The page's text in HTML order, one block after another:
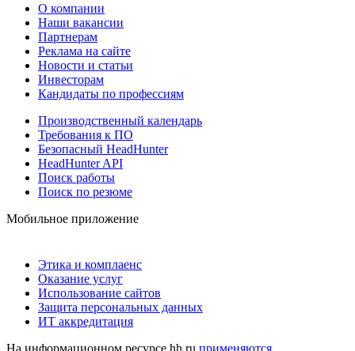
О компании
Наши вакансии
Партнерам
Реклама на сайте
Новости и статьи
Инвесторам
Кандидаты по профессиям
Производственный календарь
Требования к ПО
Безопасный HeadHunter
HeadHunter API
Поиск работы
Поиск по резюме
Мобильное приложение
Этика и комплаенс
Оказание услуг
Использование сайтов
Защита персональных данных
ИТ аккредитация
На информационном ресурсе hh.ru применяются